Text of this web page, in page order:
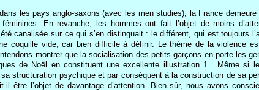
les pays anglo-saxons (avec les men studies), la France
En revanche, les hommes ont fait l’objet de moins
canalisée sur ce qui s’en distinguait : le différent, qui est toujours
coquille vide, car bien difficile à définir. Le thème de la violence
montrer que la socialisation des petits garçons en porte les
de Noël en constituent une excellente illustration 1 . Même si
structuration psychique et par conséquent à la construction de sa
être l’objet de davantage d’attention. Bien sûr, nous avons